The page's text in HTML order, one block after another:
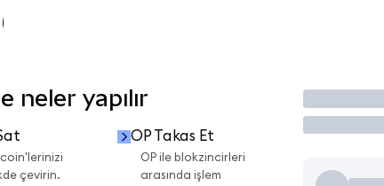
neler yapılır
coin'lerinizi
çevirin.
OP Takas Et
OP ile blokzincirleri
arasında işlem
İşlem